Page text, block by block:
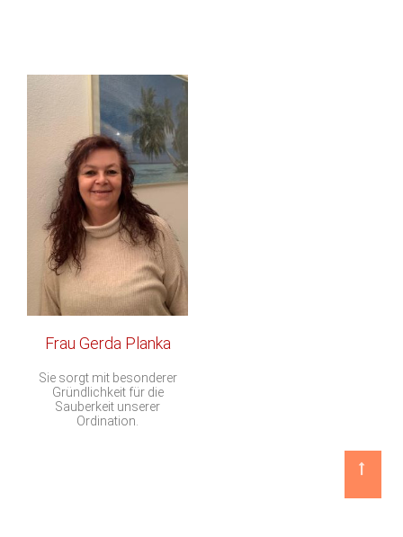
Frau Gerda Planka
Sie sorgt mit besonderer
Gründlichkeit für die
Sauberkeit unserer
Ordination.